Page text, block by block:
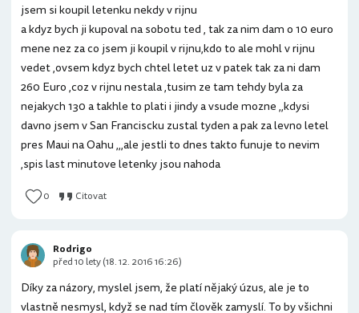
jsem si koupil letenku nekdy v rijnu
a kdyz bych ji kupoval na sobotu ted , tak za nim dam o 10 euro
mene nez za co jsem ji koupil v rijnu,kdo to ale mohl v rijnu
vedet ,ovsem kdyz bych chtel letet uz v patek tak za ni dam
260 Euro ,coz v rijnu nestala ,tusim ze tam tehdy byla za
nejakych 130 a takhle to plati i jindy a vsude mozne ,,kdysi
davno jsem v San Franciscku zustal tyden a pak za levno letel
pres Maui na Oahu ,,,ale jestli to dnes takto funuje to nevim
,spis last minutove letenky jsou nahoda
0 Citovat
Díky za názory, myslel jsem, že platí nějaký úzus, ale je to
vlastně nesmysl, když se nad tím člověk zamyslí. To by všichni
Rodrigo
před 10 lety (18. 12. 2016 16:26)